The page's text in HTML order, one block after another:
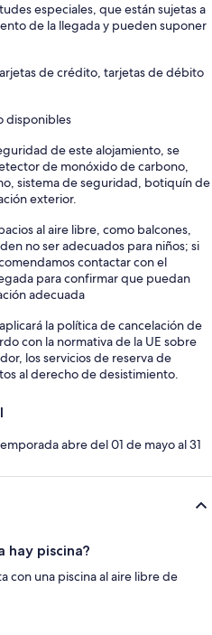
especiales, que están sujetas a
de la llegada y pueden suponer
de crédito, tarjetas de débito
disponibles
de este alojamiento, se
de monóxido de carbono,
sistema de seguridad, botiquín de
exterior.
al aire libre, como balcones,
no ser adecuados para niños; si
contactar con el
para confirmar que puedan
adecuada
la política de cancelación de
con la normativa de la UE sobre
los servicios de reserva de
al derecho de desistimiento.
abre del 01 de mayo al 31
hay piscina?
con una piscina al aire libre de